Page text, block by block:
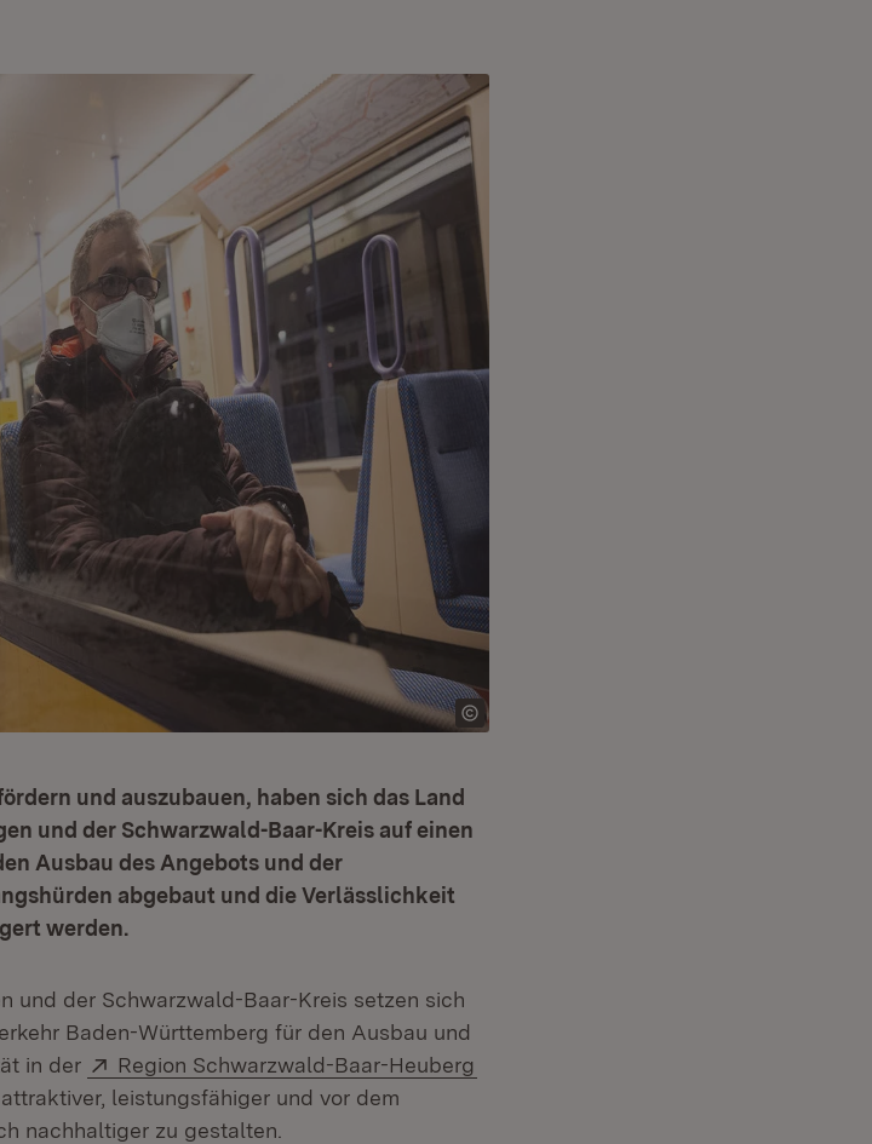
und auszubauen, haben sich das Land
und der Schwarzwald-Baar-Kreis auf einen
Ausbau des Angebots und der
abgebaut und die Verlässlichkeit
werden.
und der Schwarzwald-Baar-Kreis setzen sich
Baden-Württemberg für den Ausbau und
in der
Extern:
Region Schwarzwald-Baar-Heuberg
leistungsfähiger und vor dem
in neuem Fenster)
nachhaltiger zu gestalten.